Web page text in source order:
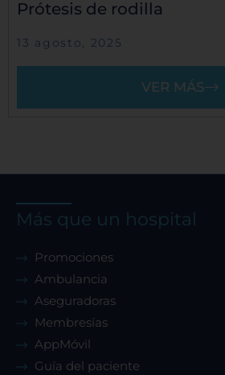
Prótesis de rodilla
13 agosto, 2025
VER MÁS
Más que un hospital
Promociones
Ambulancia
Aseguradoras
Membresías
AppMóvil
Guía del paciente